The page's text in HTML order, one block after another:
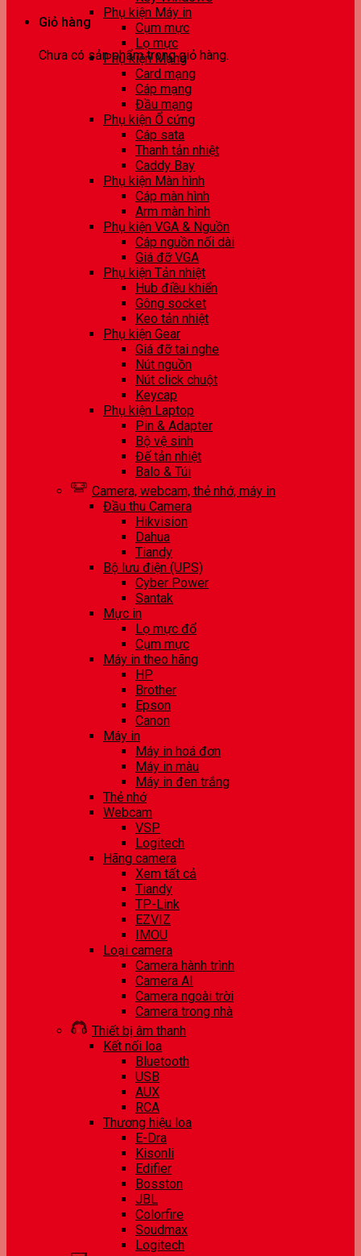
Giỏ hàng
Chưa có sản phẩm trong giỏ hàng.
Phụ kiện Máy in
Cụm mực
Lọ mực
Phụ kiện Mạng
Card mạng
Cáp mạng
Đầu mạng
Phụ kiện Ổ cứng
Cáp sata
Thanh tản nhiệt
Caddy Bay
Phụ kiện Màn hình
Cáp màn hình
Arm màn hình
Phụ kiện VGA & Nguồn
Cáp nguồn nối dài
Giá đỡ VGA
Phụ kiện Tản nhiệt
Hub điều khiển
Gông socket
Keo tản nhiệt
Phụ kiện Gear
Giá đỡ tai nghe
Nút nguồn
Nút click chuột
Keycap
Phụ kiện Laptop
Pin & Adapter
Bộ vệ sinh
Đế tản nhiệt
Balo & Túi
Camera, webcam, thẻ nhớ, máy in
Đầu thu Camera
Hikvision
Dahua
Tiandy
Bộ lưu điện (UPS)
Cyber Power
Santak
Mực in
Lọ mực đổ
Cụm mực
Máy in theo hãng
HP
Brother
Epson
Canon
Máy in
Máy in hoá đơn
Máy in màu
Máy in đen trắng
Thẻ nhớ
Webcam
VSP
Logitech
Hãng camera
Xem tất cả
Tiandy
TP-Link
EZVIZ
IMOU
Loại camera
Camera hành trình
Camera AI
Camera ngoài trời
Camera trong nhà
Thiết bị âm thanh
Kết nối loa
Bluetooth
USB
AUX
RCA
Thương hiệu loa
E-Dra
Kisonli
Edifier
Bosston
JBL
Colorfire
Soudmax
Logitech